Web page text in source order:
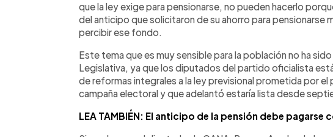
que la ley exige para pensionarse, no pueden hacerlo
del anticipo que solicitaron de su ahorro para pensionarse
percibir ese fondo.
Este tema que es muy sensible para la población no ha
Legislativa, ya que los diputados del partido oficialista
de reformas integrales a la ley previsional prometida por el
campaña electoral y que adelantó estaría lista desde
LEA TAMBIÉN: El anticipo de la pensión debe pagarse